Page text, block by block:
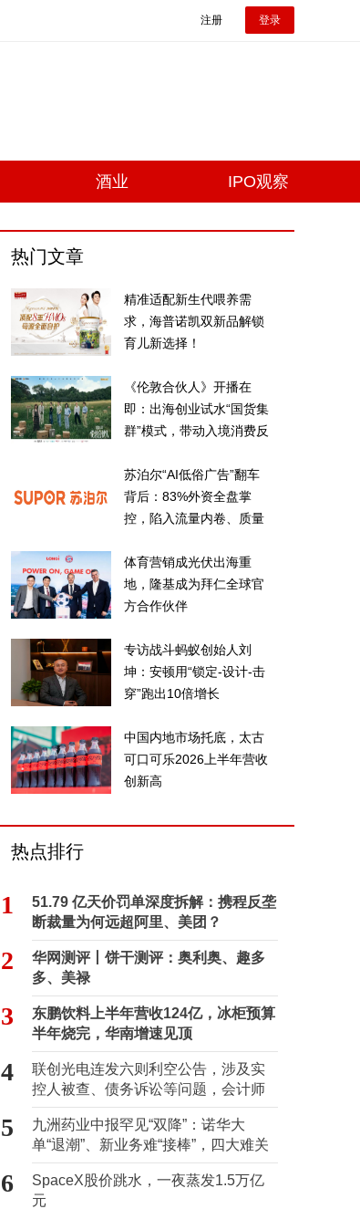
注册 登录
酒业 IPO观察
热门文章
精准适配新生代喂养需
求，海普诺凯双新品解锁
育儿新选择！
《伦敦合伙人》开播在
即：出海创业试水“国货集
群”模式，带动入境消费反
苏泊尔“AI低俗广告”翻车
背后：83%外资全盘掌
控，陷入流量内卷、质量
体育营销成光伏出海重
地，隆基成为拜仁全球官
方合作伙伴
专访战斗蚂蚁创始人刘
坤：安顿用“锁定-设计-击
穿”跑出10倍增长
中国内地市场托底，太古
可口可乐2026上半年营收
创新高
热点排行
1
51.79 亿天价罚单深度拆解：携程反垄
断裁量为何远超阿里、美团？
2
华网测评丨饼干测评：奥利奥、趣多
多、美禄
3
东鹏饮料上半年营收124亿，冰柜预算
半年烧完，华南增速见顶
4
联创光电连发六则利空公告，涉及实
控人被查、债务诉讼等问题，会计师
事务所曾出具“保留意见”
5
九洲药业中报罕见“双降”：诺华大
单“退潮”、新业务难“接棒”，四大难关
待闯
6
SpaceX股价跳水，一夜蒸发1.5万亿
元